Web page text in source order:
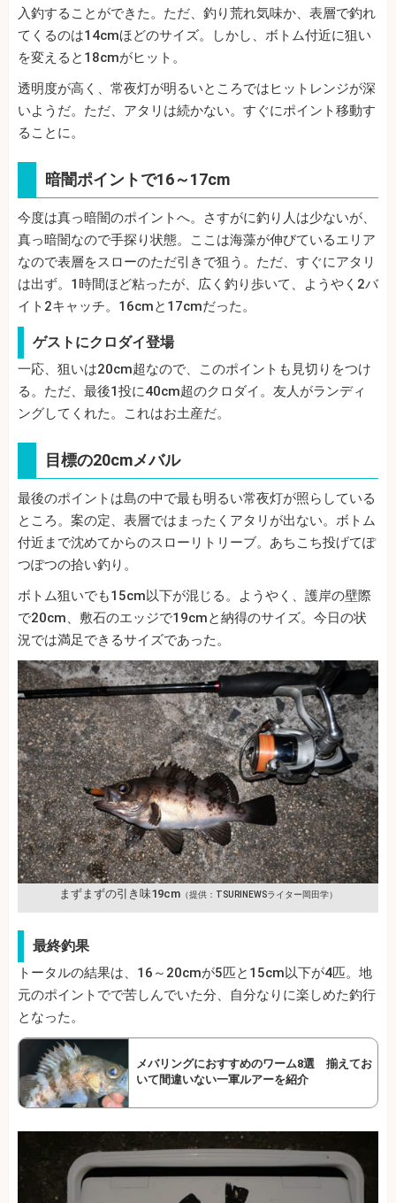
入釣することができた。ただ、釣り荒れ気味か、表層で釣れ
てくるのは14cmほどのサイズ。しかし、ボトム付近に狙い
を変えると18cmがヒット。
透明度が高く、常夜灯が明るいところではヒットレンジが深
いようだ。ただ、アタリは続かない。すぐにポイント移動す
ることに。
暗闇ポイントで16～17cm
今度は真っ暗闇のポイントへ。さすがに釣り人は少ないが、
真っ暗闇なので手探り状態。ここは海藻が伸びているエリア
なので表層をスローのただ引きで狙う。ただ、すぐにアタリ
は出ず。1時間ほど粘ったが、広く釣り歩いて、ようやく2バ
イト2キャッチ。16cmと17cmだった。
ゲストにクロダイ登場
一応、狙いは20cm超なので、このポイントも見切りをつけ
る。ただ、最後1投に40cm超のクロダイ。友人がランディ
ングしてくれた。これはお土産だ。
目標の20cmメバル
最後のポイントは島の中で最も明るい常夜灯が照らしている
ところ。案の定、表層ではまったくアタリが出ない。ボトム
付近まで沈めてからのスローリトリーブ。あちこち投げてぽ
つぽつの拾い釣り。
ボトム狙いでも15cm以下が混じる。ようやく、護岸の壁際
で20cm、敷石のエッジで19cmと納得のサイズ。今日の状
況では満足できるサイズであった。
まずまずの引き味19cm（提供：TSURINEWSライター岡田学）
最終釣果
トータルの結果は、16～20cmが5匹と15cm以下が4匹。地
元のポイントでで苦しんでいた分、自分なりに楽しめた釣行
となった。
メバリングにおすすめのワーム8選 揃えてお
いて間違いない一軍ルアーを紹介